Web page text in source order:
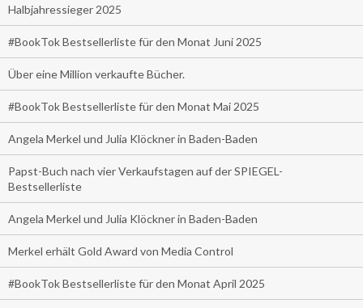
Halbjahressieger 2025
#BookTok Bestsellerliste für den Monat Juni 2025
Über eine Million verkaufte Bücher.
#BookTok Bestsellerliste für den Monat Mai 2025
Angela Merkel und Julia Klöckner in Baden-Baden
Papst-Buch nach vier Verkaufstagen auf der SPIEGEL-
Bestsellerliste
Angela Merkel und Julia Klöckner in Baden-Baden
Merkel erhält Gold Award von Media Control
#BookTok Bestsellerliste für den Monat April 2025